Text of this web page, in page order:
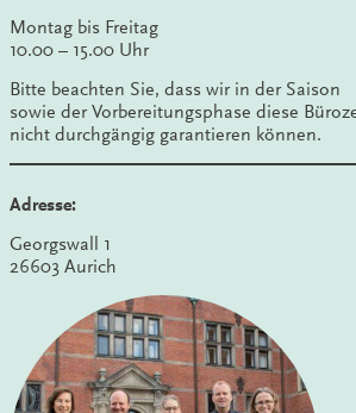
Montag bis Freitag
10.00 – 15.00 Uhr
Bitte beachten Sie, dass wir in der Saison
sowie der Vorbereitungsphase diese
nicht durchgängig garantieren können.
Adresse:
Georgswall 1
26603 Aurich